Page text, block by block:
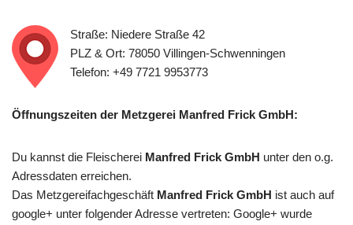
Straße: Niedere Straße 42
PLZ & Ort: 78050 Villingen-Schwenningen
Telefon: +49 7721 9953773
Öffnungszeiten der Metzgerei Manfred Frick GmbH:
Du kannst die Fleischerei Manfred Frick GmbH unter den o.g.
Adressdaten erreichen.
Das Metzgereifachgeschäft Manfred Frick GmbH ist auch auf
google+ unter folgender Adresse vertreten: Google+ wurde